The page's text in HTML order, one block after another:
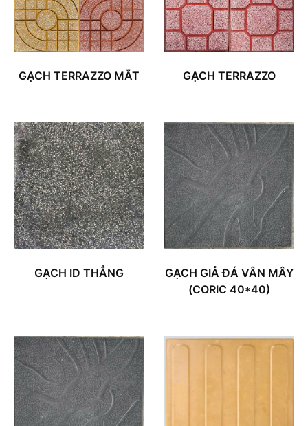
GẠCH TERRAZZO MẮT GẠCH TERRAZZO
GẠCH ID THẲNG
GẠCH GIẢ ĐÁ VÂN MÂY
(CORIC 40*40)